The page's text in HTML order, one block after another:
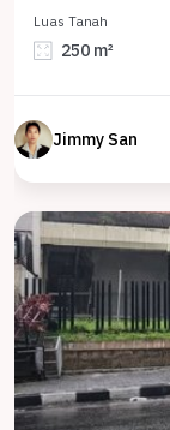
Luas Tanah
250 m²
Jimmy San